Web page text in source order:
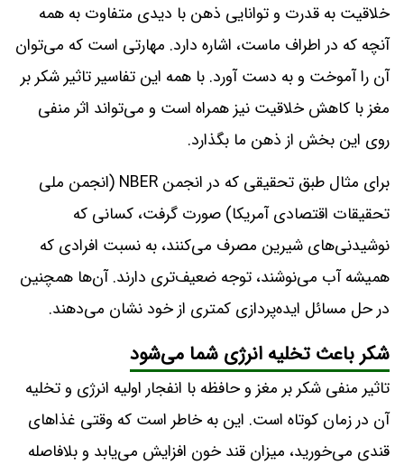
خلاقیت به قدرت و توانایی ذهن با دیدی متفاوت به همه
آنچه که در اطراف ماست، اشاره دارد. مهارتی است که می‌توان
آن را آموخت و به دست آورد. با همه این تفاسیر تاثیر شکر بر
مغز با کاهش خلاقیت نیز همراه است و می‌تواند اثر منفی
روی این بخش از ذهن ما بگذارد.
برای مثال طبق تحقیقی که در انجمن NBER (انجمن ملی
تحقیقات اقتصادی آمریکا) صورت گرفت، کسانی که
نوشیدنی‌های شیرین مصرف می‌کنند، به نسبت افرادی که
همیشه آب می‌نوشند، توجه ضعیف‌تری دارند. آن‌ها همچنین
در حل مسائل ایده‌پردازی کمتری از خود نشان می‌دهند.
شکر باعث تخلیه انرژی شما می‌شود
تاثیر منفی شکر بر مغز و حافظه با انفجار اولیه انرژی و تخلیه
آن در زمان کوتاه است. این به خاطر است که وقتی غذاهای
قندی می‌خورید، میزان قند خون افزایش می‌یابد و بلافاصله